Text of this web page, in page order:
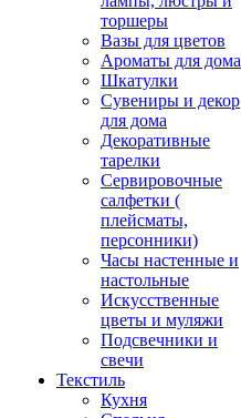
торшеры
Вазы для цветов
Ароматы для дома
Шкатулки
Сувениры и декор
для дома
Декоративные
тарелки
Сервировочные
салфетки (
плейсматы,
персонники)
Часы настенные и
настольные
Искусственные
цветы и муляжи
Подсвечники и
свечи
Текстиль
Кухня